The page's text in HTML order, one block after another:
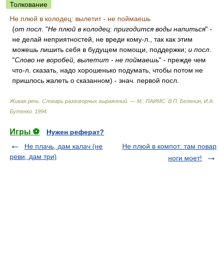
Толкование
Не плюй в колодец: вылетит - не поймаешь
(от посл . "Не плюй в колодец: пригодится воды напиться" -
не делай неприятностей, не вреди кому-л., так как этим
можешь лишить себя в будущем помощи, поддержки; и посл
"Слово не воробей, вылетит - не поймаешь" - прежде чем
что-л. сказать, надо хорошенько подумать, чтобы потом не
пришлось жалеть о сказанном) - знач. первой посл.
Живая речь. Словарь разговорных выражений. — М.: ПАИМС В.П. Белянин, И.А.
Бутенко 1994
Игры ⚽
Нужен реферат?
Не плачь, дам калач (не
реви, дам три)
Не плюй в компот: там повар
ноги моет!